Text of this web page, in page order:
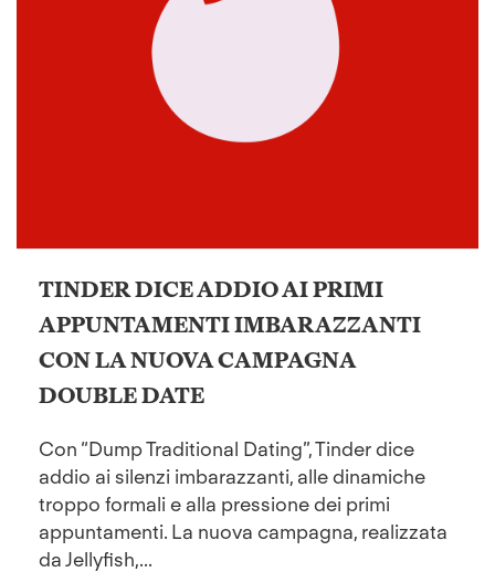
TINDER DICE ADDIO AI PRIMI
APPUNTAMENTI IMBARAZZANTI
CON LA NUOVA CAMPAGNA
DOUBLE DATE
Con “Dump Traditional Dating”, Tinder dice
addio ai silenzi imbarazzanti, alle dinamiche
troppo formali e alla pressione dei primi
appuntamenti. La nuova campagna, realizzata
da Jellyfish,...